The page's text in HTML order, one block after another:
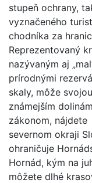
stupeň ochrany,
vyznačeného
chodníka za
Reprezentovaný
nazývaným aj
prírodnými
skaly, môže
známejším
zákonom,
severnom okraji
ohraničuje
Hornád, kým na
môžete dlhé